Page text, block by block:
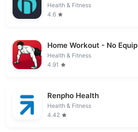
Health & Fitness
4.6
Home Workout - No
Health & Fitness
4.91
Renpho Health
Health & Fitness
4.42